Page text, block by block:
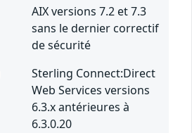
AIX versions 7.2 et 7.3
sans le dernier correctif
de sécurité
Sterling Connect:Direct
Web Services versions
6.3.x antérieures à
6.3.0.20